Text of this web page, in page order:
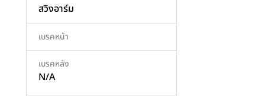
สวิงอาร์ม
เบรคหน้า
เบรคหลัง
N/A